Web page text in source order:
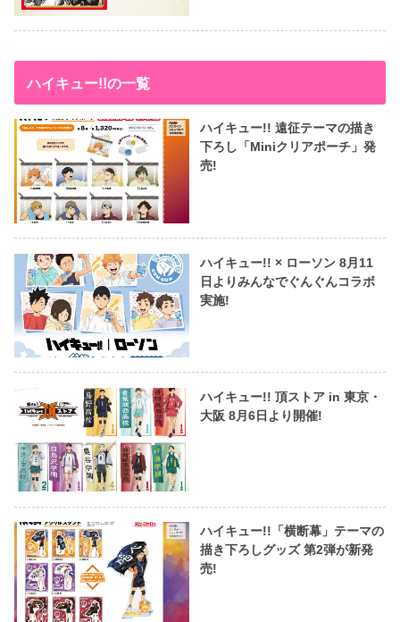
ハイキュー!!の一覧
ハイキュー!! 遠征テーマの描き
下ろし「Miniクリアポーチ」発
売!
ハイキュー!! × ローソン 8月11
日よりみんなでぐんぐんコラボ
実施!
ハイキュー!! 頂ストア in 東京・
大阪 8月6日より開催!
ハイキュー!!「横断幕」テーマの
描き下ろしグッズ 第2弾が新発
売!